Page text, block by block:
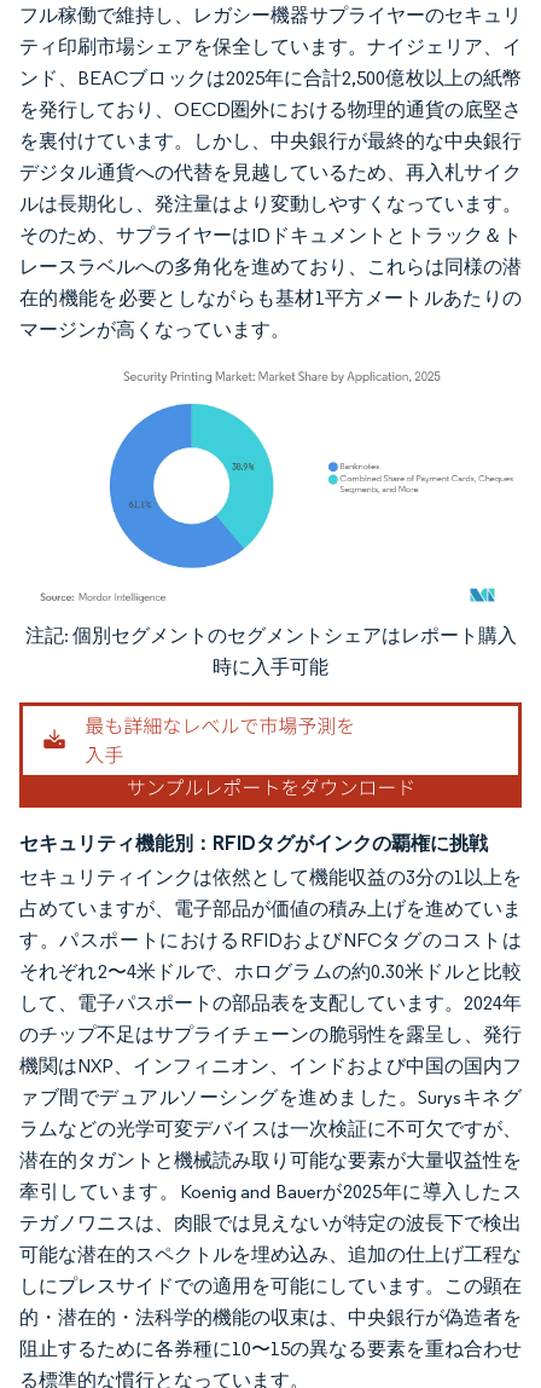
フル稼働で維持し、レガシー機器サプライヤーのセキュリ
ティ印刷市場シェアを保全しています。ナイジェリア、イ
ンド、BEACブロックは2025年に合計2,500億枚以上の紙幣
を発行しており、OECD圏外における物理的通貨の底堅さ
を裏付けています。しかし、中央銀行が最終的な中央銀行
デジタル通貨への代替を見越しているため、再入札サイク
ルは長期化し、発注量はより変動しやすくなっています。
そのため、サプライヤーはIDドキュメントとトラック＆ト
レースラベルへの多角化を進めており、これらは同様の潜
在的機能を必要としながらも基材1平方メートルあたりの
マージンが高くなっています。
画像 © Mordor Intelligence。再利用にはCC BY 4.0の表示が必要です。
注記: 個別セグメントのセグメントシェアはレポート購入
時に入手可能
セキュリティ機能別：RFIDタグがインクの覇権に挑戦
セキュリティインクは依然として機能収益の3分の1以上を
占めていますが、電子部品が価値の積み上げを進めていま
す。パスポートにおけるRFIDおよびNFCタグのコストは
それぞれ2〜4米ドルで、ホログラムの約0.30米ドルと比較
して、電子パスポートの部品表を支配しています。2024年
のチップ不足はサプライチェーンの脆弱性を露呈し、発行
機関はNXP、インフィニオン、インドおよび中国の国内フ
ァブ間でデュアルソーシングを進めました。Surysキネグ
ラムなどの光学可変デバイスは一次検証に不可欠ですが、
潜在的タガントと機械読み取り可能な要素が大量収益性を
牽引しています。Koenig and Bauerが2025年に導入したス
テガノワニスは、肉眼では見えないが特定の波長下で検出
可能な潜在的スペクトルを埋め込み、追加の仕上げ工程な
しにプレスサイドでの適用を可能にしています。この顕在
的・潜在的・法科学的機能の収束は、中央銀行が偽造者を
阻止するために各券種に10〜15の異なる要素を重ね合わせ
る標準的な慣行となっています。